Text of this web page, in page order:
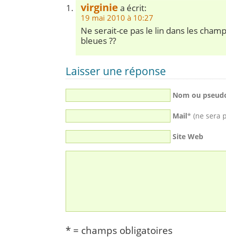
virginie a écrit:
19 mai 2010 à 10:27
Ne serait-ce pas le lin dans les
bleues ??
Laisser une réponse
Nom ou
Mail* (ne sera
Site Web
* = champs obligatoires